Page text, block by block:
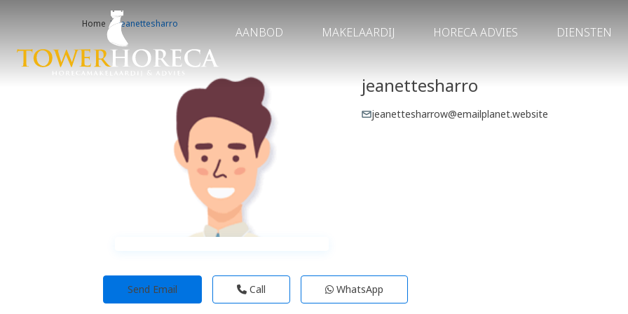
AANBOD MAKELAARDIJ HORECA ADVIES DIENSTEN
Home jeanettesharro
jeanettesharro
jeanettesharrow@emailplanet.website
Send Email Call WhatsApp